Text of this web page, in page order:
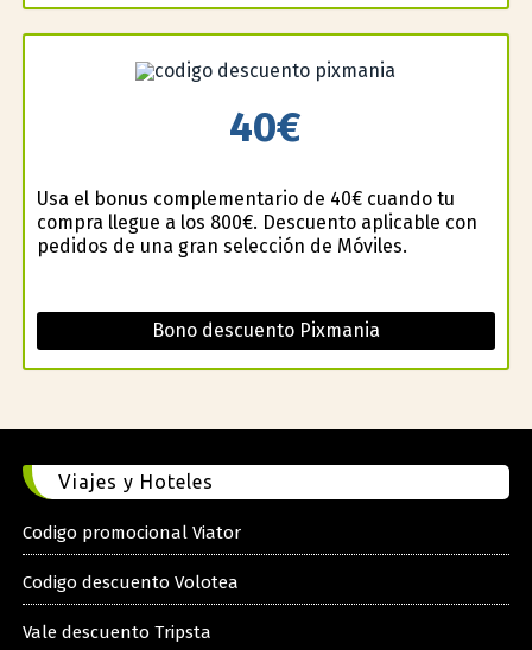
40€
Usa el bonus complementario de 40€ cuando tu
compra llegue a los 800€. Descuento aplicable con
pedidos de una gran selección de Móviles.
Bono descuento Pixmania
Viajes y Hoteles
Codigo promocional Viator
Codigo descuento Volotea
Vale descuento Tripsta